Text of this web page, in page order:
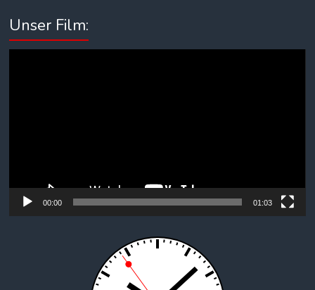
Unser Film:
00:00 01:03